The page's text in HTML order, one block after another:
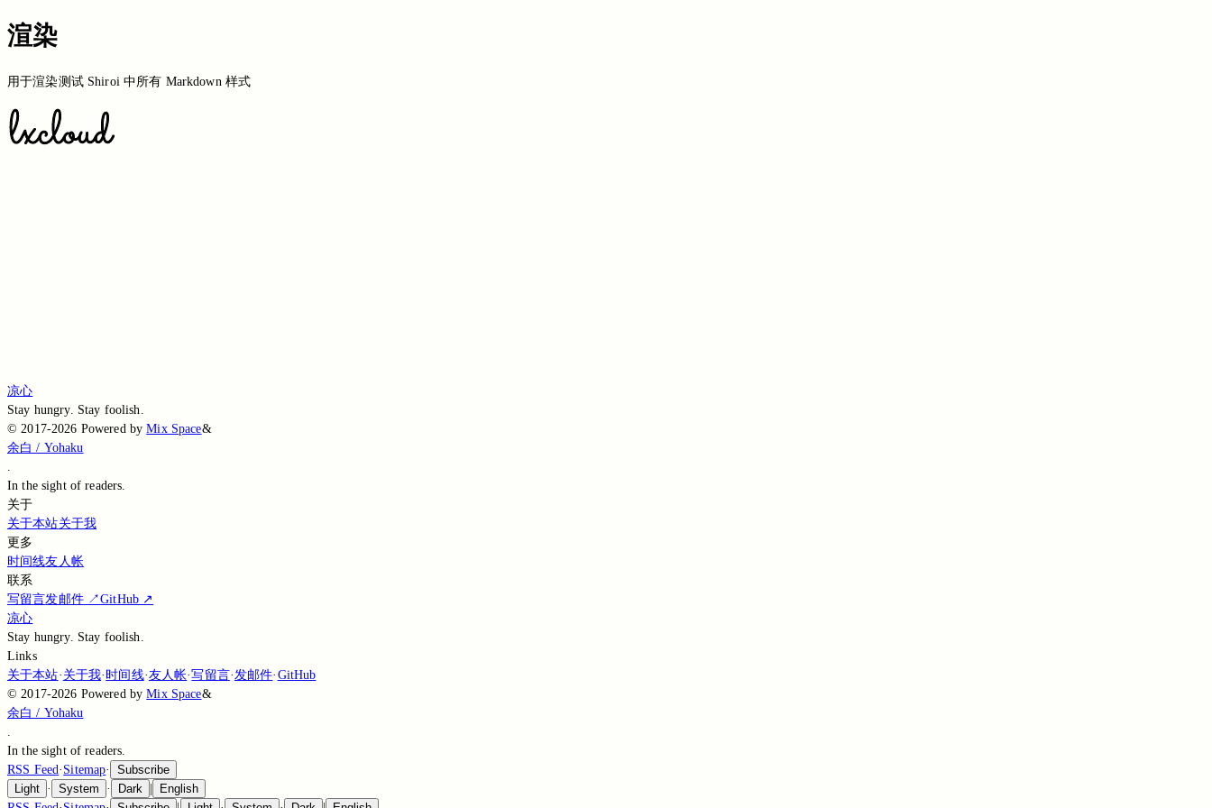
渲染
用于渲染测试 Shiroi 中所有 Markdown 样式
凉心
Stay hungry. Stay foolish.
© 2017-2026 Powered by Mix Space&
余白 / Yohaku
In the sight ofreaders.
关于
关于本站关于我
更多
时间线友人帐
联系
写留言发邮件↗GitHub↗
凉心
Stay hungry. Stay foolish.
Links
关于本站· 关于我· 时间线·友人帐·写留言· 发邮件· GitHub
© 2017-2026 Powered by Mix Space&
余白 / Yohaku
In the sight ofreaders.
RSS Feed· Sitemap·
Subscribe
Light · System · Dark |
English